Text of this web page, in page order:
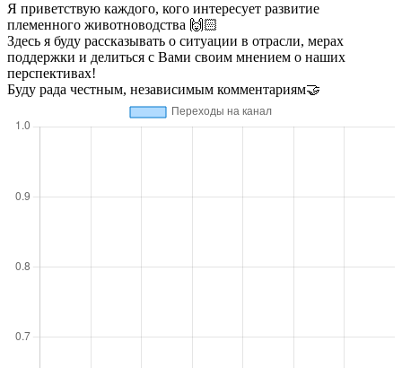
Я приветствую каждого, кого интересует развитие
племенного животноводства 🙌🏻
Здесь я буду рассказывать о ситуации в отрасли, мерах
поддержки и делиться с Вами своим мнением о наших
перспективах!
Буду рада честным, независимым комментариям🤝